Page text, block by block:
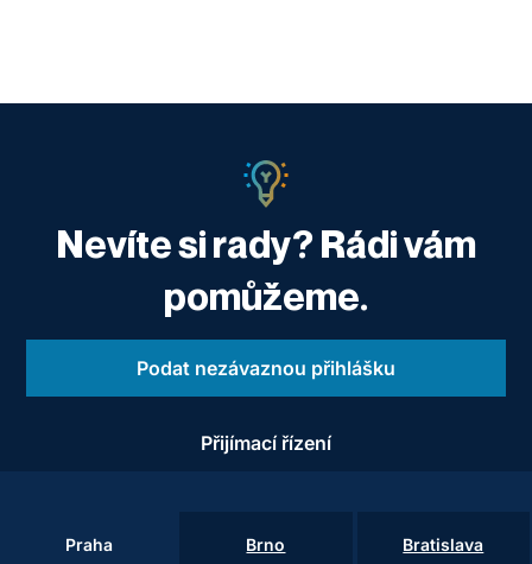
Nevíte si rady? Rádi vám
pomůžeme.
Podat nezávaznou přihlášku
Přijímací řízení
Praha Brno Bratislava